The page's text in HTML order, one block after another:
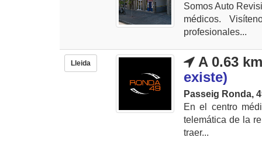
Somos Auto
médicos.
profesionales...
Lleida
A 0.63
existe)
Passeig Ronda,
En el centro
telemática de la
traer...